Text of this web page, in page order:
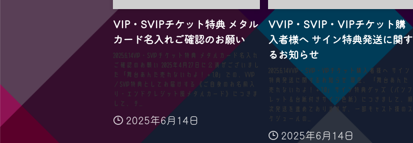
VIP・SVIPチケット特典 メタル
カード名入れご確認のお願い
2025.6.14VIP・SVIPチケット特典 メタルカード名入れ
ご確認のお願い 2025年4月27日に公演がございまし
た「舞台あんた売れないわよ！＋1.0」での、VVIP
／SVIP特典としてお届けする《ご自身のお名前入
り・エンドクレジット風メタルカード》につきま
して、チ...
2025年6月14日
VVIP・SVIP・VIPチケット購
入者様へ サイン特典発送に関す
るお知らせ
2025.6.14VVIP・SVIP・VIPチケット購入者様へ サイン
特典発送に関するお知らせ 現在、「舞台あんた
売れないわよ！＋1.0」サイン特典グッズ（パンフ
レット＆台紙付きサイン色紙）につきまして、順
次発送を進めておりますが、一部キャスト様のス
ケジュールの...
2025年6月14日